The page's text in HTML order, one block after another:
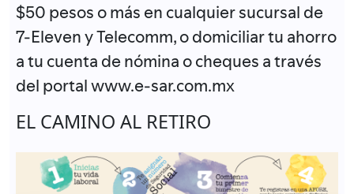
$50 pesos o más en cualquier sucursal de
7-Eleven y Telecomm, o domiciliar tu ahorro
a tu cuenta de nómina o cheques a través
del portal www.e-sar.com.mx
EL CAMINO AL RETIRO